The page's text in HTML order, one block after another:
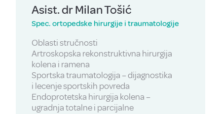
Asist. dr Milan Tošić
Spec. ortopedske hirurgije i traumatologije
Oblasti stručnosti
Artroskopska rekonstruktivna hirurgija
kolena i ramena
Sportska traumatologija – dijagnostika
i lecenje sportskih povreda
Endoprotetska hirurgija kolena –
ugradnja totalne i parcijalne